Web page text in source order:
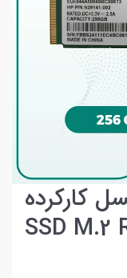
کارکرده
SSD M.2